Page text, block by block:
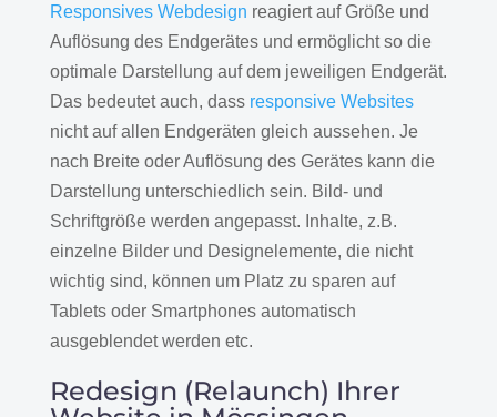
Responsives Webdesign reagiert auf Größe und
Auflösung des Endgerätes und ermöglicht so die
optimale Darstellung auf dem jeweiligen Endgerät.
Das bedeutet auch, dass responsive Websites
nicht auf allen Endgeräten gleich aussehen. Je
nach Breite oder Auflösung des Gerätes kann die
Darstellung unterschiedlich sein. Bild- und
Schriftgröße werden angepasst. Inhalte, z.B.
einzelne Bilder und Designelemente, die nicht
wichtig sind, können um Platz zu sparen auf
Tablets oder Smartphones automatisch
ausgeblendet werden etc.
Redesign (Relaunch) Ihrer